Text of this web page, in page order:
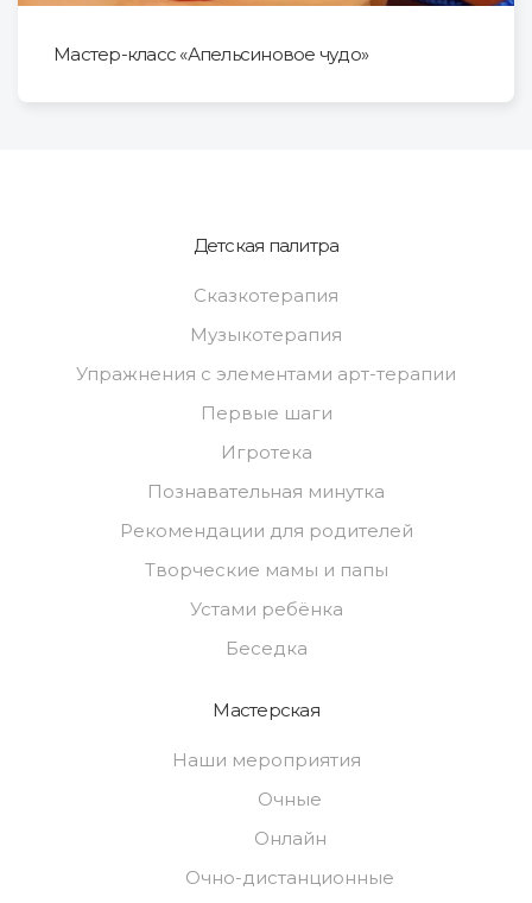
Мастер-класс «Апельсиновое чудо»
Детская палитра
Сказкотерапия
Музыкотерапия
Упражнения с элементами арт-терапии
Первые шаги
Игротека
Познавательная минутка
Рекомендации для родителей
Творческие мамы и папы
Устами ребёнка
Беседка
Мастерская
Наши мероприятия
Очные
Онлайн
Очно-дистанционные